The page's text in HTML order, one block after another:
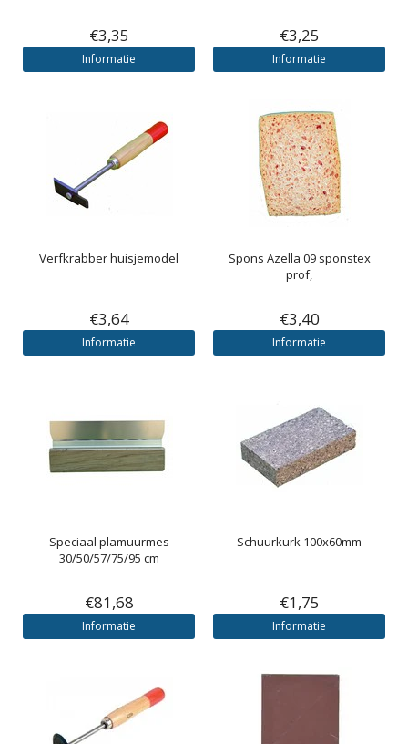
€3,35
Informatie
€3,25
Informatie
Verfkrabber huisjemodel
€3,64
Informatie
Spons Azella 09 sponstex
prof,
€3,40
Informatie
Speciaal plamuurmes
30/50/57/75/95 cm
€81,68
Informatie
Schuurkurk 100x60mm
€1,75
Informatie